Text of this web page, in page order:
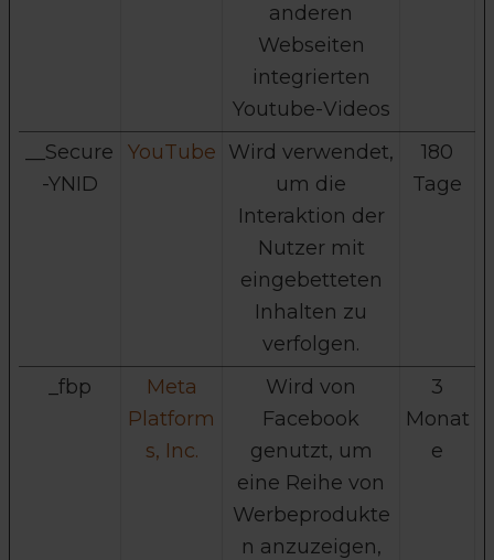
anderen
Webseiten
integrierten
Youtube-Videos
__Secure
-YNID
YouTube Wird verwendet,
um die
Interaktion der
Nutzer mit
eingebetteten
Inhalten zu
verfolgen.
180
Tage
_fbp
Meta
Platform
s, Inc.
Wird von
Facebook
genutzt, um
eine Reihe von
Werbeprodukte
n anzuzeigen,
3
Monat
e